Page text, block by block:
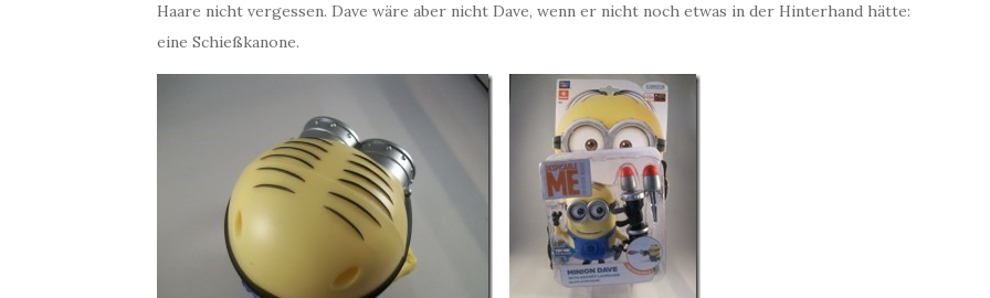
Haare nicht vergessen. Dave wäre aber nicht Dave, wenn er nicht noch etwas in der Hinterhand hätte:
eine Schießkanone.